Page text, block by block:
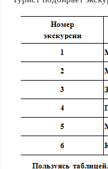
ответа
ответ